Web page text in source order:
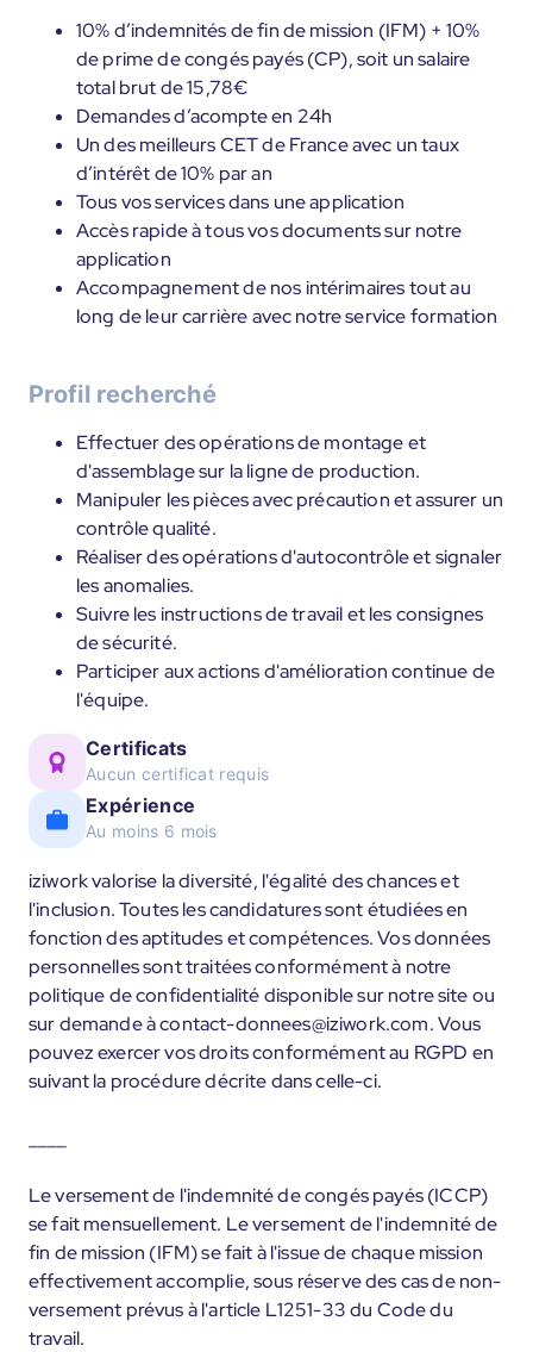
10% d’indemnités de fin de mission (IFM) + 10%
de prime de congés payés (CP), soit un salaire
total brut de 15,78€
Demandes d’acompte en 24h
Un des meilleurs CET de France avec un taux
d’intérêt de 10% par an
Tous vos services dans une application
Accès rapide à tous vos documents sur notre
application
Accompagnement de nos intérimaires tout au
long de leur carrière avec notre service formation
Profil recherché
Effectuer des opérations de montage et
d'assemblage sur la ligne de production.
Manipuler les pièces avec précaution et assurer un
contrôle qualité.
Réaliser des opérations d'autocontrôle et signaler
les anomalies.
Suivre les instructions de travail et les consignes
de sécurité.
Participer aux actions d'amélioration continue de
l'équipe.
Certificats
Aucun certificat requis
Expérience
Au moins 6 mois
iziwork valorise la diversité, l'égalité des chances et
l'inclusion. Toutes les candidatures sont étudiées en
fonction des aptitudes et compétences. Vos données
personnelles sont traitées conformément à notre
politique de confidentialité disponible sur notre site ou
sur demande à contact-donnees@iziwork.com. Vous
pouvez exercer vos droits conformément au RGPD en
suivant la procédure décrite dans celle-ci.
Le versement de l'indemnité de congés payés (ICCP)
se fait mensuellement. Le versement de l'indemnité de
fin de mission (IFM) se fait à l'issue de chaque mission
effectivement accomplie, sous réserve des cas de non-
versement prévus à l'article L1251-33 du Code du
travail.